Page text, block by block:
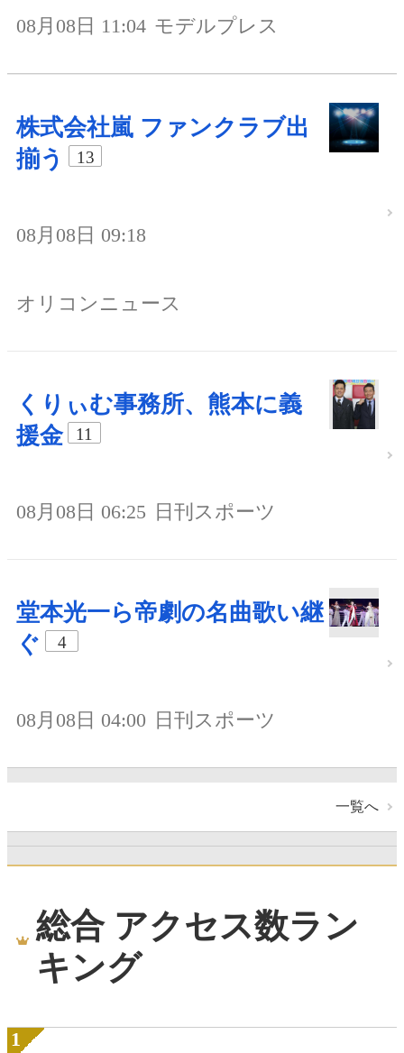
08月08日 11:04 モデルプレス
株式会社嵐 ファンクラブ出
揃う
13
08月08日 09:18
オリコンニュース
くりぃむ事務所、熊本に義
援金
11
08月08日 06:25 日刊スポーツ
堂本光一ら帝劇の名曲歌い継
ぐ
4
08月08日 04:00 日刊スポーツ
一覧へ
総合 アクセス数ラン
キング